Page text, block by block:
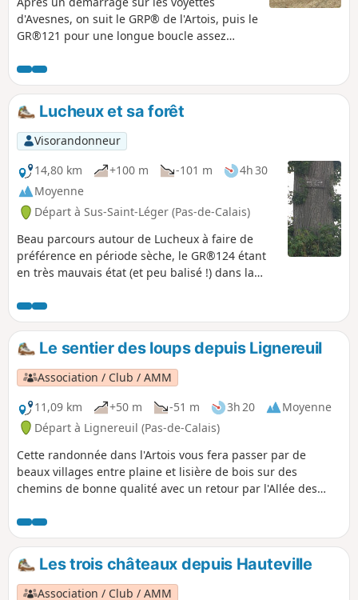
d'Avesnes, on suit le GRP® de l'Artois, puis le
GR®121 pour une longue boucle assez
agricole, sentiers le long des bois et pour
finir l'Allée des Tilleuls à Lignereuil. Le tout
parsemé de quelques châteaux. De quoi
passer une bonne journée, d'autant que les
chemins sont dans l'ensemble très corrects,
même en période de pluie.
Lucheux et sa forêt
Visorandonneur
14,80 km
+100 m -101 m
4h 30
Moyenne
Départ à Sus-Saint-Léger (Pas-de-Calais)
Beau parcours autour de Lucheux à faire de
préférence en période sèche, le GR®124 étant
en très mauvais état (et peu balisé !) dans la
Ce parcours remplace l'ancien dont la partie en
lisière Ouest est désormais impraticable.
Le sentier des loups depuis Lignereuil
Association / Club / AMM
11,09 km
+50 m -51 m 3h 20
Moyenne
Départ à Lignereuil (Pas-de-Calais)
Cette randonnée dans l'Artois vous fera passer par de
beaux villages entre plaine et lisière de bois sur des
chemins de bonne qualité avec un retour par l'Allée des
centenaires plantés en 1745 par Louis Benoit de Hamel et le
château de Lignereuil.
Les trois châteaux depuis Hauteville
Association / Club / AMM